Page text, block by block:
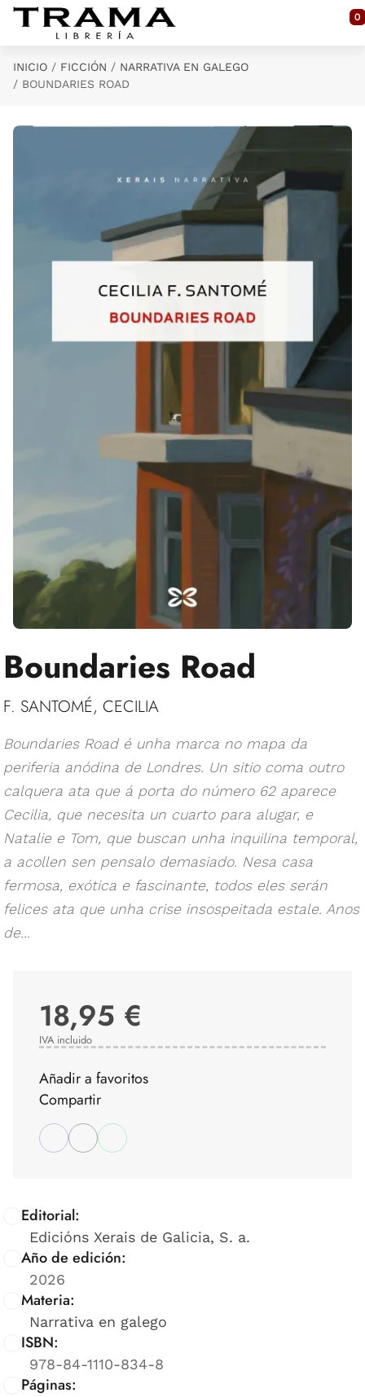
Saltar al contenido principal
0
INICIO FICCIÓN
NARRATIVA EN GALEGO
BOUNDARIES ROAD
Boundaries Road
F. SANTOMÉ, CECILIA
Boundaries Road é unha marca no mapa da
periferia anódina de Londres. Un sitio coma outro
calquera ata que á porta do número 62 aparece
Cecilia, que necesita un cuarto para alugar, e
Natalie e Tom, que buscan unha inquilina temporal,
a acollen sen pensalo demasiado. Nesa casa
fermosa, exótica e fascinante, todos eles serán
felices ata que unha crise insospeitada estale. Anos
de...
Editorial:
Edicións Xerais de Galicia, S. a.
Año de edición:
2026
Materia:
Narrativa en galego
ISBN:
978-84-1110-834-8
Páginas:
18,95 €
IVA incluido
Añadir a favoritos
Compartir